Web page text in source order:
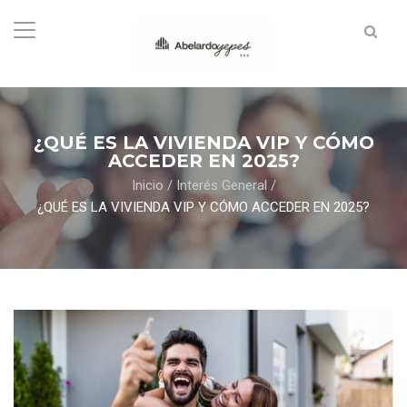
¿QUÉ ES LA VIVIENDA VIP Y CÓMO
ACCEDER EN 2025?
Inicio / Interés General /
¿QUÉ ES LA VIVIENDA VIP Y CÓMO ACCEDER EN 2025?